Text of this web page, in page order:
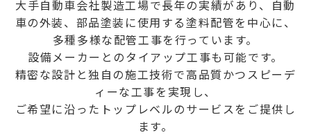
大手自動車会社製造工場で長年の実績があり、自動
車の外装、部品塗装に使用する塗料配管を中心に、
多種多様な配管工事を行っています。
設備メーカーとのタイアップ工事も可能です。
精密な設計と独自の施工技術で高品質かつスピーデ
ィーな工事を実現し、
ご希望に沿ったトップレベルのサービスをご提供し
ます。